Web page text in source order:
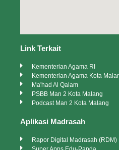
Link Terkait
Kementerian Agama RI
Kementerian Agama Kota
Ma'had Al Qalam
PSBB Man 2 Kota Malang
Podcast Man 2 Kota Malang
Aplikasi Madrasah
Rapor Digital Madrasah (RDM)